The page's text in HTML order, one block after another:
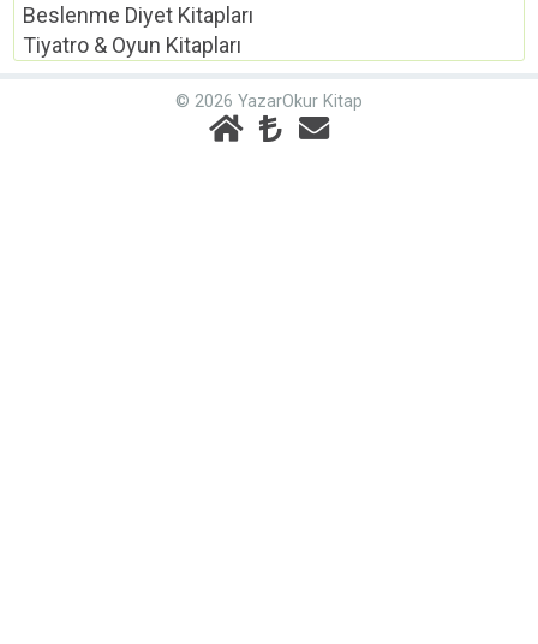
Beslenme Diyet Kitapları
Tiyatro & Oyun Kitapları
© 2026 YazarOkur Kitap